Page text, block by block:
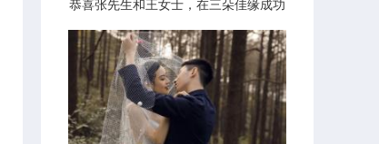
恭喜张先生和王女士，在三朵佳缘成功
牵手